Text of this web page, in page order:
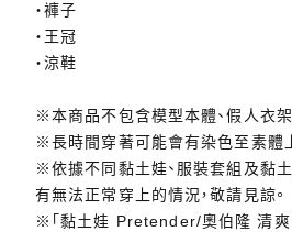
・褲子
・王冠
・涼鞋
※本商品不包含模型本體、假人衣架
※長時間穿著可能會有染色至素體
※依據不同黏土娃、服裝套組及黏
有無法正常穿上的情況，敬請見諒。
※「黏土娃 Pretender/奧伯隆 清爽